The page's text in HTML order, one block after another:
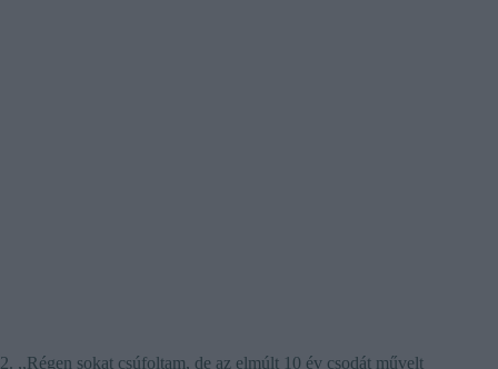
2. ,,Régen sokat csúfoltam, de az elmúlt 10 év csodát művelt